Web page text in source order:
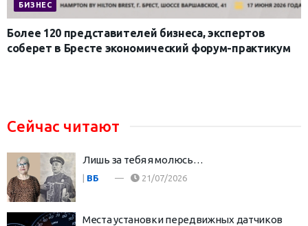
БИЗНЕС
Более 120 представителей бизнеса, экспертов
соберет в Бресте экономический форум-практикум
Сейчас читают
Лишь за тебя я молюсь…
ВБ 21/07/2026
Места установки передвижных датчиков